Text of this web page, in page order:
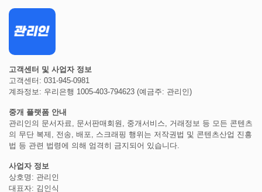
고객센터 및 사업자 정보
고객센터: 031-945-0981
계좌정보: 우리은행 1005-403-794623 (예금주: 관리인)
중개 플랫폼 안내
관리인의 문서자료, 문서판매회원, 중개서비스, 거래정보 등 모든 콘텐츠
의 무단 복제, 전송, 배포, 스크래핑 행위는 저작권법 및 콘텐츠산업 진흥
법 등 관련 법령에 의해 엄격히 금지되어 있습니다.
사업자 정보
상호명: 관리인
대표자: 김인식